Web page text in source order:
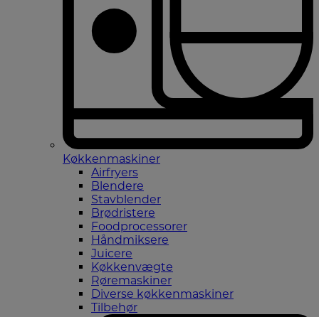
Køkkenmaskiner
Airfryers
Blendere
Stavblender
Brødristere
Foodprocessorer
Håndmiksere
Juicere
Køkkenvægte
Røremaskiner
Diverse køkkenmaskiner
Tilbehør